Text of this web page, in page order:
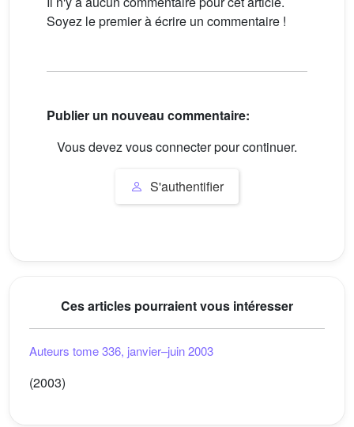
Soyez le premier à écrire un commentaire !
Publier un nouveau commentaire:
Vous devez vous connecter pour continuer.
S'authentifier
Ces articles pourraient vous intéresser
Auteurs tome 336, janvier–juin 2003
(2003)